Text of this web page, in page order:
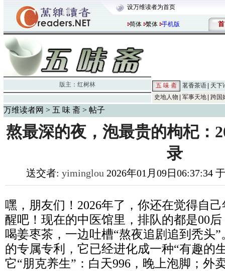
设万维读者为首页
简体 繁体 手机版 首
版主： 红树林 五 味 斋 茗香茶语
天下
史地人物
军事天地 跨国
万维读者网 > 五 味 斋 > 帖子
熬最深的夜，泡最贵的枸杞：
录
送交者: yiminglou 2026年01月09日06:37:34
嘿，朋友们！2026年了，你还在觉得自
醒吧！现在的中医馆里，排队的都是00
喝姜枣茶，一边吐槽“熬夜追剧追到秃头
的专属专利，它已经进化成一种“有趣
它“朋克养生”：白天996，晚上泡脚；外